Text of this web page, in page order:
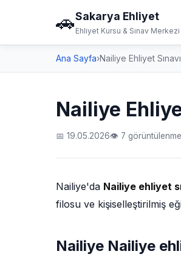
🚗Sakarya Ehliyet
Ehliyet Kursu & Sınav Merkezi
Ana Sayfa›Nailiye Ehliyet
Nailiye
📅 19.05.2026👁 7 görüntülenme
Nailiye'da Nailiye ehliyet
filosu ve kişiselleştirilmiş
Nailiye Nailiye